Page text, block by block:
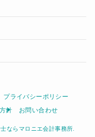
プライバシーポリシー
針
お問い合わせ
ならマロニエ会計事務所.